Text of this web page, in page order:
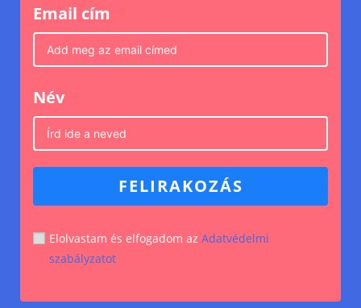
Email cím
Név
FELIRAKOZÁS
Elolvastam és elfogadom az Adatvédelmi
szabályzatot